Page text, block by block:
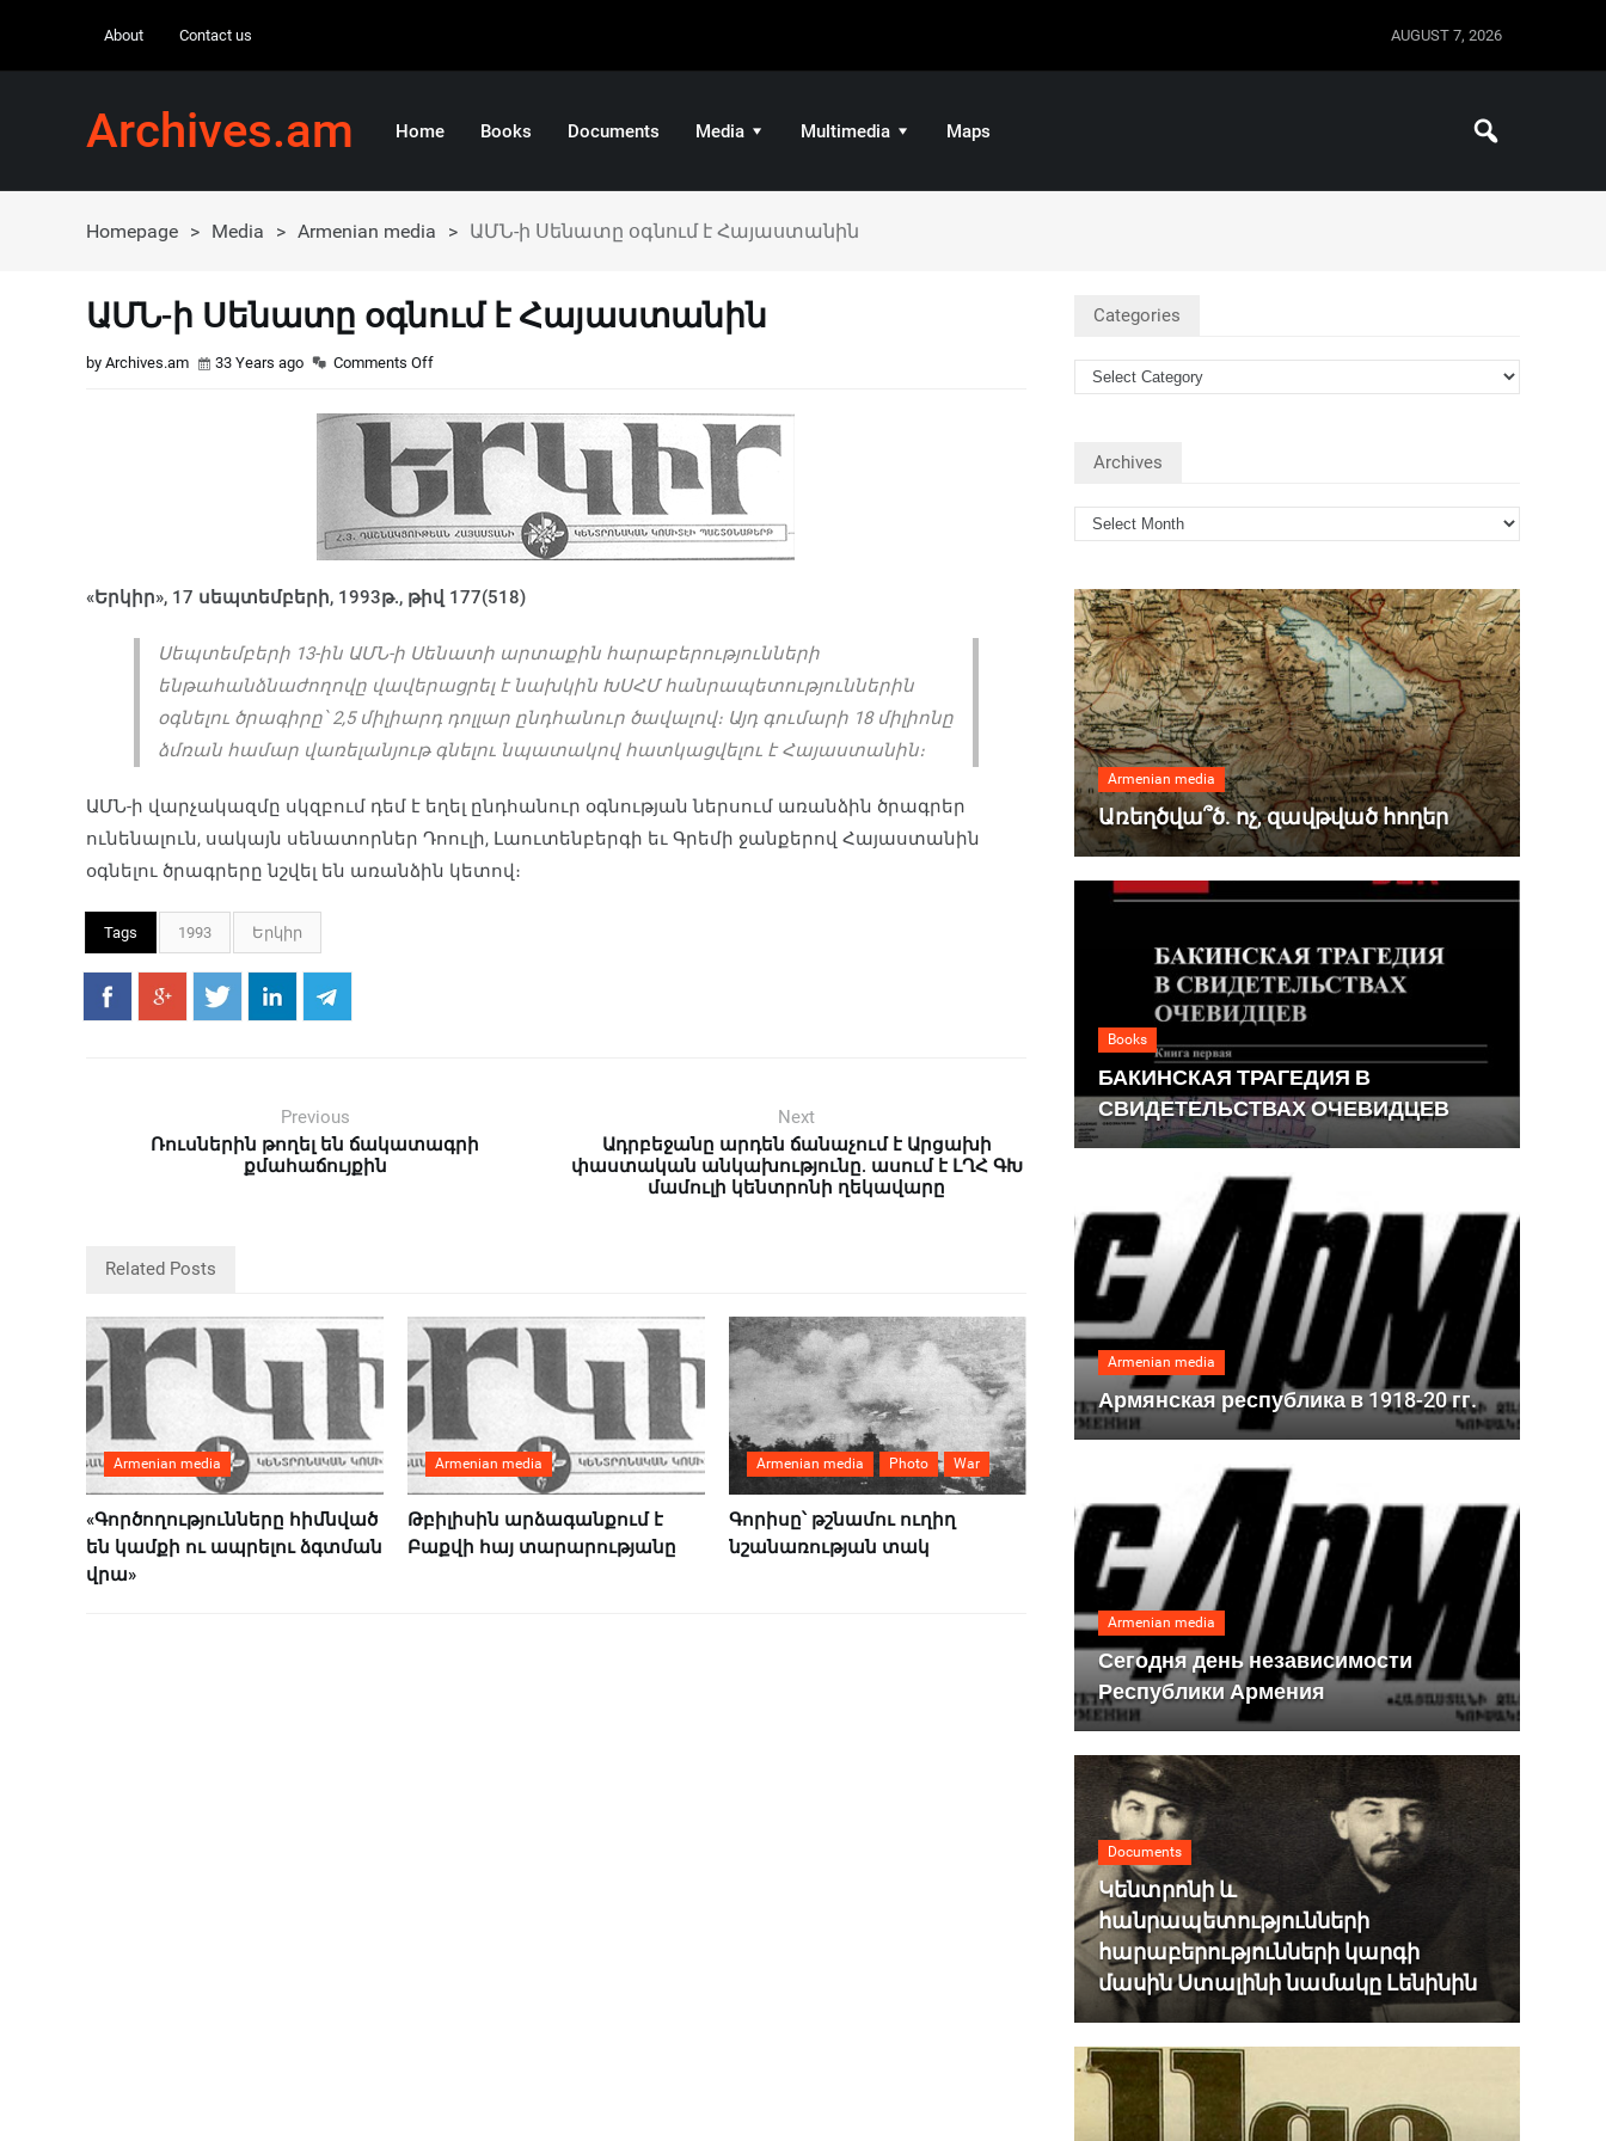
About Contact us AUGUST 7, 2026
Archives.am Home Books Documents Media Multimedia Maps
Homepage > Media > Armenian media > ԱՄՆ-ի Սենատը օգնում է Հայաստանին
ԱՄՆ-ի Սենատը օգնում է Հայաստանին
by Archives.am 33 Years ago Comments Off
«Երկիր», 17 սեպտեմբերի, 1993թ., թիվ 177(518)
Սեպտեմբերի 13-ին ԱՄՆ-ի Սենատի արտաքին հարաբերությունների
ենթահանձնաժողովը վավերացրել է նախկին ԽՍՀՄ հանրապետություններին
օգնելու ծրագիրը՝ 2,5 միլիարդ դոլլար ընդհանուր ծավալով։ Այդ գումարի 18 միլիոնը
ձմռան համար վառելանյութ գնելու նպատակով հատկացվելու է Հայաստանին։
ԱՄՆ-ի վարչակազմը սկզբում դեմ է եղել ընդհանուր օգնության ներսում առանձին ծրագրեր
ունենալուն, սակայն սենատորներ Դոուլի, Լաուտենբերգի եւ Գրեմի ջանքերով Հայաստանին
օգնելու ծրագրերը նշվել են առանձին կետով։
Tags 1993 Երկիր
Previous
Ռուսներին թողել են ճակատագրի
քմահաճույքին
Next
Ադրբեջանը արդեն ճանաչում է Արցախի
փաստական անկախությունը. ասում է ԼՂՀ ԳԽ
մամուլի կենտրոնի ղեկավարը
Related Posts
Armenian media
«Գործողությունները հիմնված
են կամքի ու ապրելու ձգտման
վրա»
Armenian media
Թբիլիսին արձագանքում է
Բաքվի հայ տարարությանը
Armenian media Photo War
Գորիսը՝ թշնամու ուղիղ
նշանառության տակ
Categories
Archives
Armenian media
Առեղծվա՞ծ. ոչ, զավթված հողեր
Books
БАКИНСКАЯ ТРАГЕДИЯ В
СВИДЕТЕЛЬСТВАХ ОЧЕВИДЦЕВ
Armenian media
Армянская республика в 1918-20 гг.
Armenian media
Сегодня день независимости
Республики Армения
Documents
Կենտրոնի և
հանրապետությունների
հարաբերությունների կարգի
մասին Ստալինի նամակը Լենինին